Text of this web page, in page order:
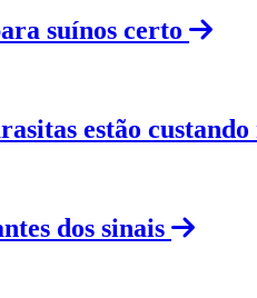
suínos certo
estão custando
dos sinais